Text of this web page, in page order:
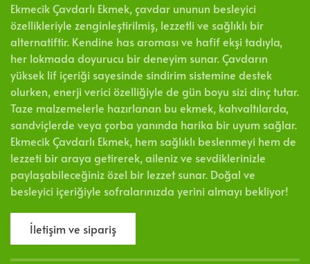
Ekmecik Çavdarlı Ekmek, çavdar ununun besleyici
özellikleriyle zenginleştirilmiş, lezzetli ve sağlıklı bir
alternatiftir. Kendine has aroması ve hafif ekşi tadıyla,
her lokmada doyurucu bir deneyim sunar. Çavdarın
yüksek lif içeriği sayesinde sindirim sistemine destek
olurken, enerji verici özelliğiyle de gün boyu sizi dinç tutar.
Taze malzemelerle hazırlanan bu ekmek, kahvaltılarda,
sandviçlerde veya çorba yanında harika bir uyum sağlar.
Ekmecik Çavdarlı Ekmek, hem sağlıklı beslenmeyi hem de
lezzeti bir araya getirerek, aileniz ve sevdiklerinizle
paylaşabileceğiniz özel bir lezzet sunar. Doğal ve
besleyici içeriğiyle sofralarınızda yerini almayı bekliyor!
İletişim ve sipariş